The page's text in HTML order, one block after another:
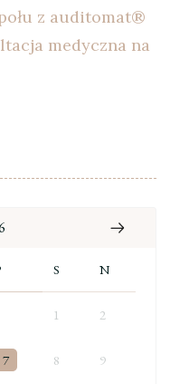
z auditomat®
medyczna na
S N
1 2
7 8 9